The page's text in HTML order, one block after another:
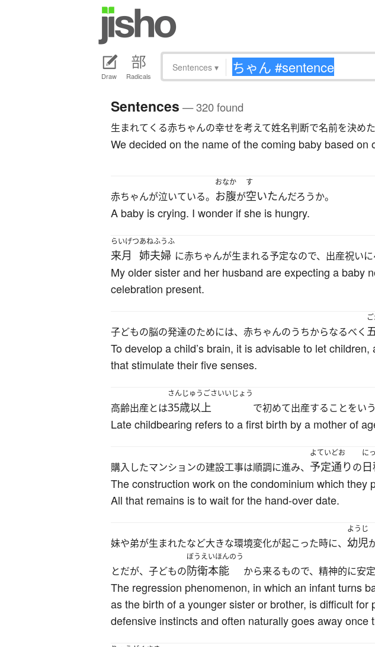
Draw Radicals
Sentences ▾
Sentences — 320 found
生まれてくる赤ちゃんの幸せを考えて姓名判断で名前を決めた
We decided on the name of the coming baby based
赤ちゃんが泣いている。
おなか
お腹が
す
空いたんだろうか。
A baby is crying. I wonder if she is hungry.
らいげつ
来月
あねふうふ
姉夫婦 に赤ちゃんが生まれる予定なので、出産祝い
My older sister and her husband are expecting a baby
celebration present.
子どもの脳の発達のためには、赤ちゃんのうちからなるべく
To develop a child’s brain, it is advisable to let
that stimulate their five senses.
高齢出産とは
さんじゅうごさいいじょう
35歳以上 で初めて出産することをいう
Late childbearing refers to a first birth by a mother of
購入したマンションの建設工事は順調に進み、
よていどお
予定通りの
に
The construction work on the condominium which
All that remains is to wait for the hand-over date.
妹や弟が生まれたなど大きな環境変化が起こった時に、
ようじ
幼児
とだが、子どもの
ぼうえいほんのう
防衛本能 から来るもので、精神的に安
The regression phenomenon, in which an infant turns
as the birth of a younger sister or brother, is difficult
defensive instincts and often naturally goes away once